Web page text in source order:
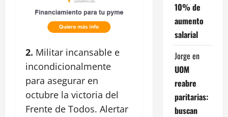
2. Militar incansable e
incondicionalmente
para asegurar en
octubre la victoria del
Frente de Todos. Alertar
10% de
aumento
salarial
Jorge en
UOM
reabre
paritarias:
buscan